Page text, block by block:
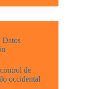
Datos
de
occidental